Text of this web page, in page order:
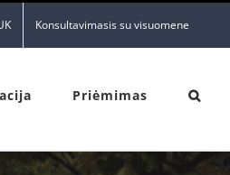
Konsultavimasis su visuomene
Priėmimas